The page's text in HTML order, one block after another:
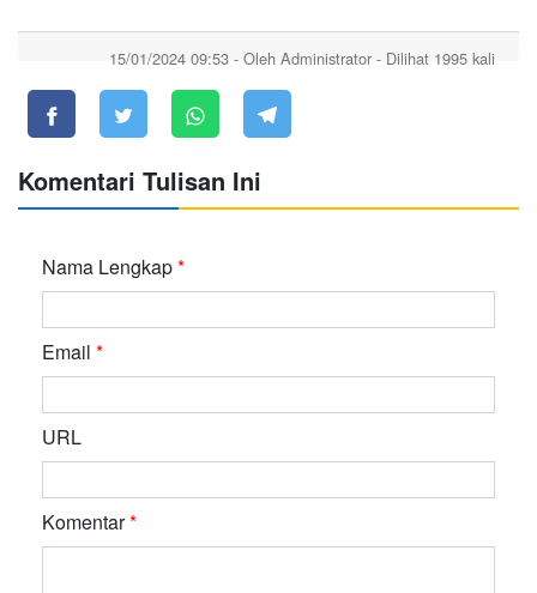
15/01/2024 09:53 - Oleh Administrator - Dilihat 1995 kali
Komentari Tulisan Ini
Nama Lengkap*
Email *
URL
Komentar*